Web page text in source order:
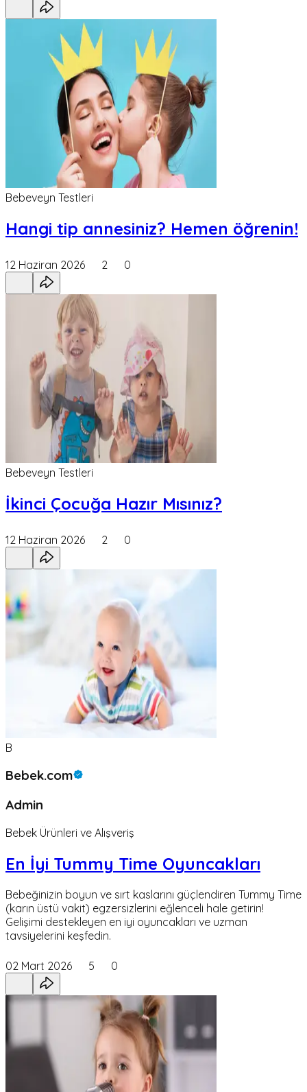
Bebeveyn Testleri
Hangi tip annesiniz? Hemen öğrenin!
12 Haziran 2026 2 0
Bebeveyn Testleri
İkinci Çocuğa Hazır Mısınız?
12 Haziran 2026 2 0
B
Bebek.com
Admin
Bebek Ürünleri ve Alışveriş
En İyi Tummy Time Oyuncakları
Bebeğinizin boyun ve sırt kaslarını güçlendiren Tummy Time
(karın üstü vakit) egzersizlerini eğlenceli hale getirin!
Gelişimi destekleyen en iyi oyuncakları ve uzman
tavsiyelerini keşfedin.
02 Mart 2026 5 0